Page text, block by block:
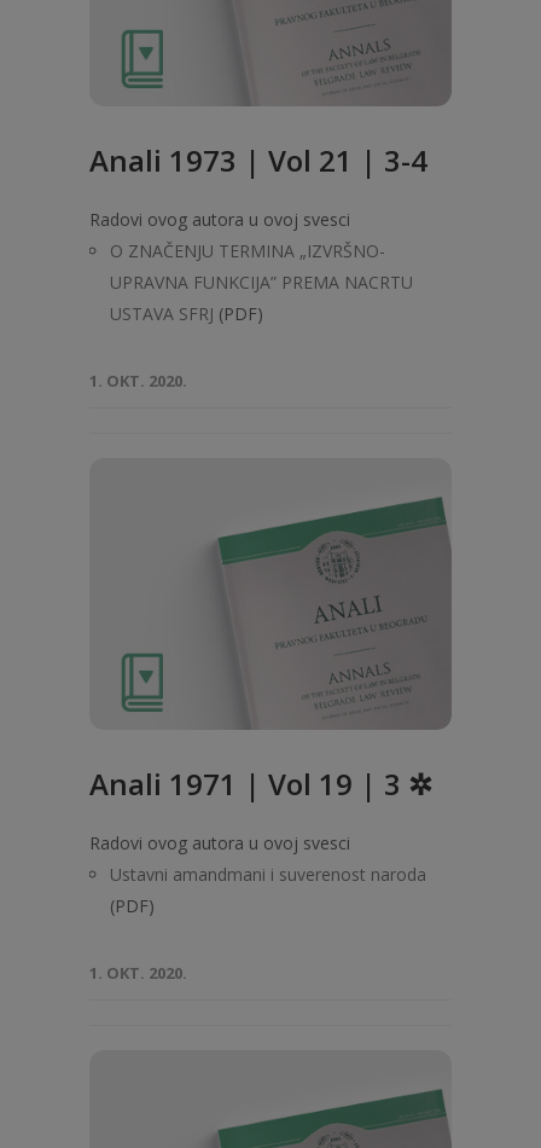
Anali 1973 | Vol 21 | 3-4
Radovi ovog autora u ovoj svesci
O ZNAČENJU TERMINA „IZVRŠNO-
UPRAVNA FUNKCIJA” PREMA NACRTU
USTAVA SFRJ (PDF)
1. OKT. 2020.
Anali 1971 | Vol 19 | 3 ✲
Radovi ovog autora u ovoj svesci
Ustavni amandmani i suverenost naroda
(PDF)
1. OKT. 2020.